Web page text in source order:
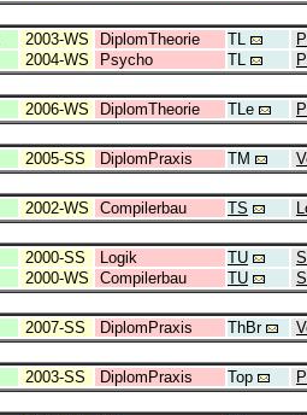
2003-WS DiplomTheorie TL
2004-WS Psycho TL
2006-WS DiplomTheorie TLe
2005-SS DiplomPraxis TM
2002-WS Compilerbau TS
2000-SS Logik TU
2000-WS Compilerbau TU
2007-SS DiplomPraxis ThBr
2003-SS DiplomPraxis Top